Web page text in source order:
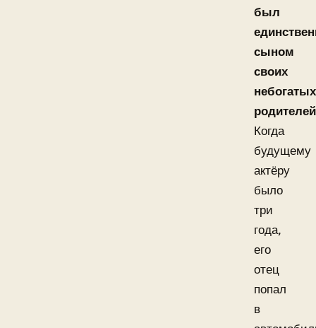
был
сыном
своих
небогатых
родителей
Когда
будущему
актёру
было
три
года,
его
отец
попал
в